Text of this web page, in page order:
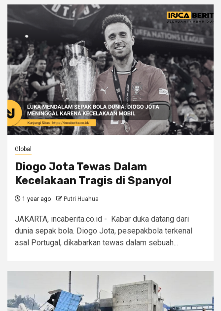
Global
Diogo Jota Tewas Dalam
Kecelakaan Tragis di Spanyol
1 year ago Putri Huahua
JAKARTA, incaberita.co.id - Kabar duka datang dari
dunia sepak bola. Diogo Jota, pesepakbola terkenal
asal Portugal, dikabarkan tewas dalam sebuah...